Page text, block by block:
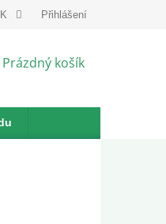
Přihlášení
NÁKUPNÍ
Prázdný košík